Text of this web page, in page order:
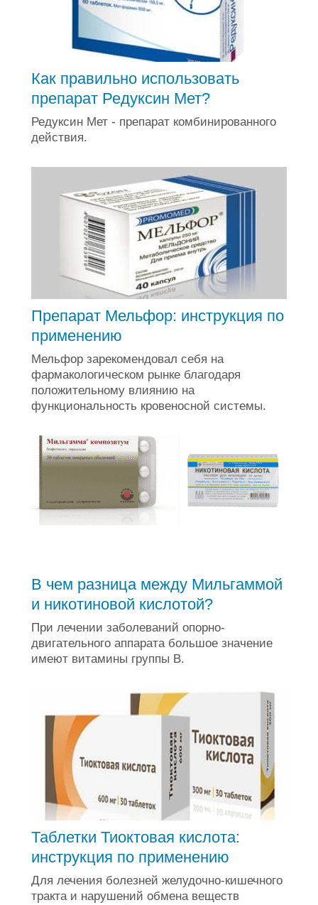
Как правильно использовать
препарат Редуксин Мет?
Редуксин Мет - препарат комбинированного
действия.
Препарат Мельфор: инструкция по
применению
Мельфор зарекомендовал себя на
фармакологическом рынке благодаря
положительному влиянию на
функциональность кровеносной системы.
В чем разница между Мильгаммой
и никотиновой кислотой?
При лечении заболеваний опорно-
двигательного аппарата большое значение
имеют витамины группы B.
Таблетки Тиоктовая кислота:
инструкция по применению
Для лечения болезней желудочно-кишечного
тракта и нарушений обмена веществ